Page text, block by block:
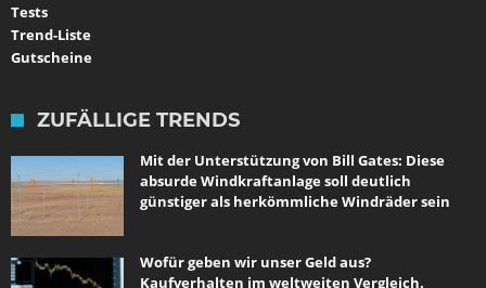
Tests
Trend-Liste
Gutscheine
ZUFÄLLIGE TRENDS
Mit der Unterstützung von Bill Gates: Diese
absurde Windkraftanlage soll deutlich
günstiger als herkömmliche Windräder sein
Wofür geben wir unser Geld aus?
Kaufverhalten im weltweiten Vergleich.